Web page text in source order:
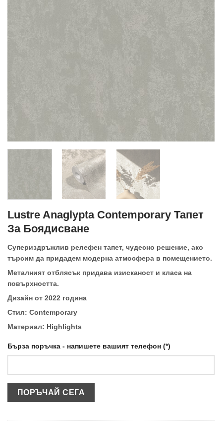
Lustre Anaglypta Contemporary Тапет
За Боядисване
Супериздръжлив релефен тапет, чудесно решение, ако
търсим да придадем модерна атмосфера в помещението.
Металният отблясък придава изисканост и класа на
повърхността.
Дизайн от 2022 година
Стил: Contemporary
Материал: Highlights
Бърза поръчка - напишете вашият телефон (*)